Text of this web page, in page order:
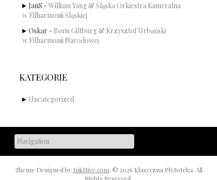
JanS - William Yang & Śląska Orkiestra Kameralna
w Filharmonii Śląskiej
Oskar - Boris Giltburg & Krzysztof Urbański
w Filharmonii Narodowej
KATEGORIE
Uncategorized
Theme Designed by InkHive.com. © 2026 Klasyczna Płytoteka. All
Rights Reserved.